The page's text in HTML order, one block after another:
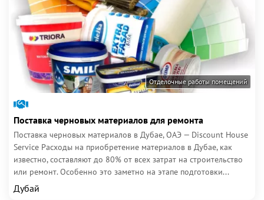
Отделочные работы помещений
Поставка черновых материалов для ремонта
Поставка черновых материалов в Дубае, ОАЭ — Discount House
Service Расходы на приобретение материалов в Дубае, как
известно, составляют до 80% от всех затрат на строительство
или ремонт. Особенно это заметно на этапе подготовки...
Дубай